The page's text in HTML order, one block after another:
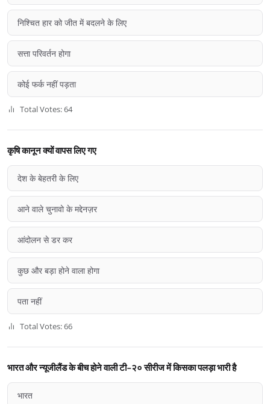
निश्चित हार को जीत में बदलने के लिए
सत्ता परिवर्तन होगा
कोई फर्क नहीं पड़ता
Total Votes: 64
कृषि कानून क्यों वापस लिए गए
देश के बेहतरी के लिए
आने वाले चुनावो के मद्देनज़र
आंदोलन से डर कर
कुछ और बड़ा होने वाला होगा
पता नहीं
Total Votes: 66
भारत और न्यूजीलैंड के बीच होने वाली टी-२० सीरीज में किसका पलड़ा भारी है
भारत